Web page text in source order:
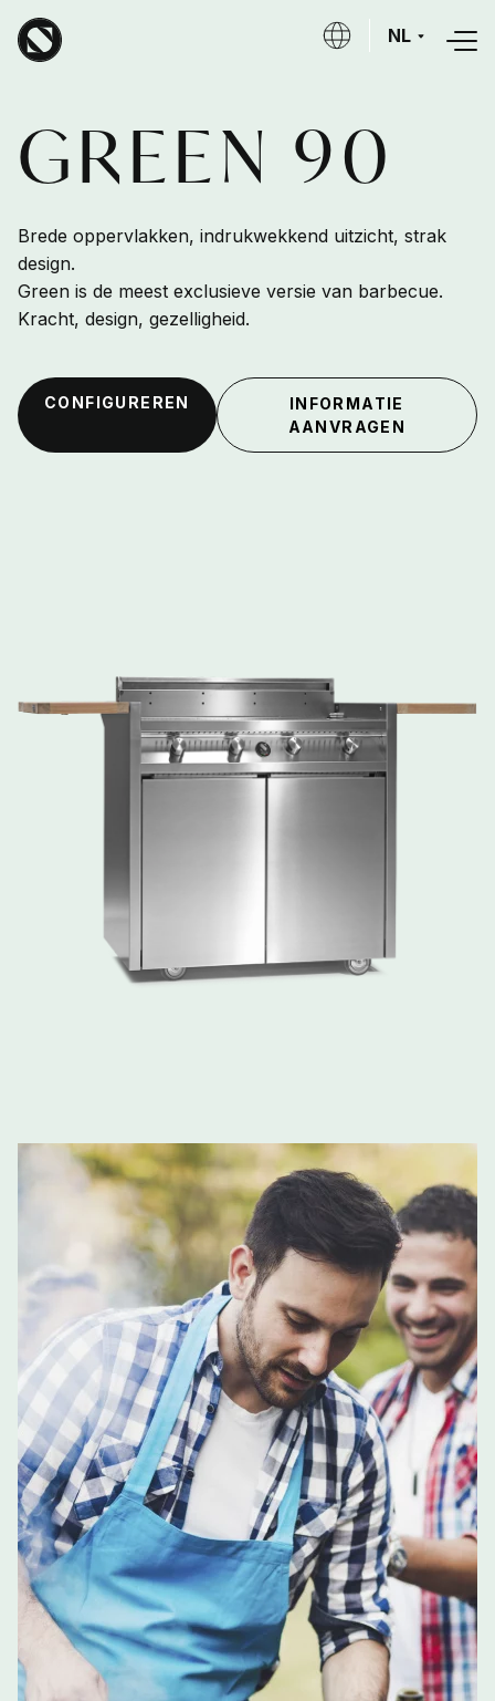
Overslaan en naar de inhoud gaan
NL
GREEN 90
Brede oppervlakken, indrukwekkend uitzicht, strak
design.
Green is de meest exclusieve versie van barbecue.
Kracht, design, gezelligheid.
CONFIGUREREN
INFORMATIE
AANVRAGEN